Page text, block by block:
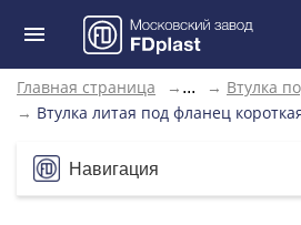
Главная страница → ... → Втулка
→ Втулка литая под фланец
Навигация